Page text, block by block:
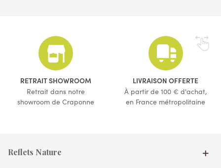
(1 avis)
RETRAIT SHOWROOM
Retrait dans notre
showroom de Craponne
LIVRAISON OFFERTE
À partir de 100 € d'achat,
en France métropolitaine
Reflets Nature